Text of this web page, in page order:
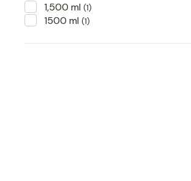
1,500 ml (1)
1500 ml (1)